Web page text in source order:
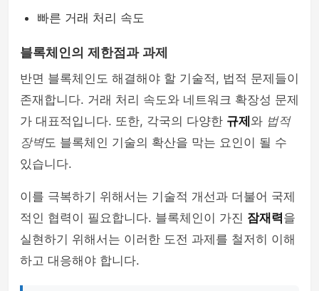
빠른 거래 처리 속도
블록체인의 제한점과 과제
반면 블록체인도 해결해야 할 기술적, 법적 문제들이
존재합니다. 거래 처리 속도와 네트워크 확장성 문제
가 대표적입니다. 또한, 각국의 다양한 규제 와 법적
장벽도 블록체인 기술의 확산을 막는 요인이 될 수
있습니다.
이를 극복하기 위해서는 기술적 개선과 더불어 국제
적인 협력이 필요합니다. 블록체인이 가진 잠재력을
실현하기 위해서는 이러한 도전 과제를 철저히 이해
하고 대응해야 합니다.